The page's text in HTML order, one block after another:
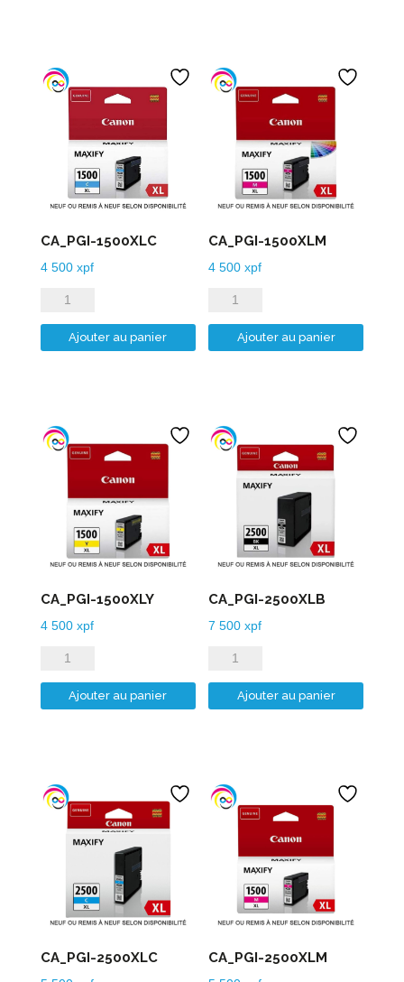
CA_PGI-1500XLC
4 500 xpf
quantité
de
CA_PGI-
Ajouter au panier
CA_PGI-1500XLM
4 500xpf
quantité
de
CA_PGI-
Ajouter au panier
CA_PGI-1500XLY
4 500 xpf
quantité
de
CA_PGI-
Ajouter au panier
CA_PGI-2500XLB
7 500xpf
quantité
de
CA_PGI-
Ajouter au panier
CA_PGI-2500XLC CA_PGI-2500XLM